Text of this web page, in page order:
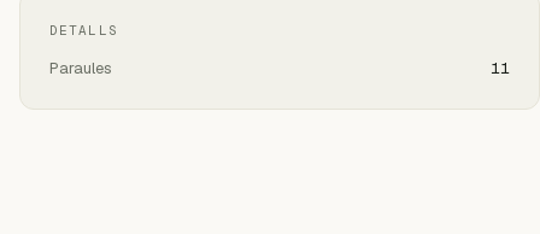
DETALLS
Paraules 11